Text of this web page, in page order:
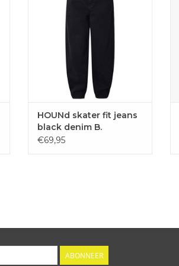
TOEVOEGEN AAN
WINKELWAGEN
HOUNd skater fit jeans
black denim B.
€69,95
ABONNEER